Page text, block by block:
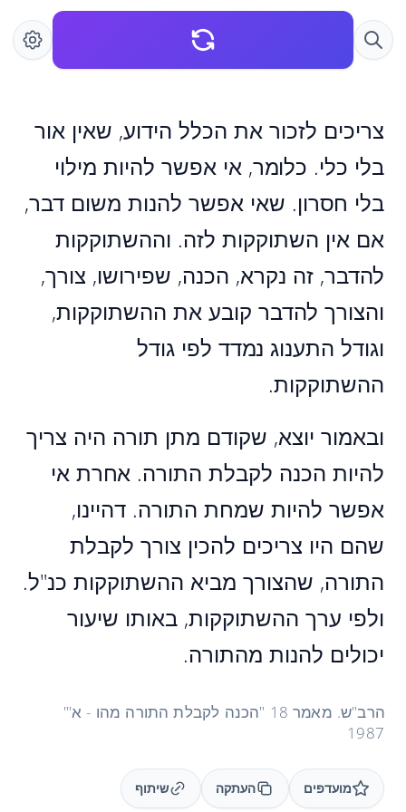
צריכים לזכור את הכלל הידוע, שאין אור
בלי כלי. כלומר, אי אפשר להיות מילוי
בלי חסרון. שאי אפשר להנות משום דבר,
אם אין השתוקקות לזה. וההשתוקקות
להדבר, זה נקרא, הכנה, שפירושו, צורך,
והצורך להדבר קובע את ההשתוקקות,
וגודל התענוג נמדד לפי גודל
ההשתוקקות.
ובאמור יוצא, שקודם מתן תורה היה צריך
להיות הכנה לקבלת התורה. אחרת אי
אפשר להיות שמחת התורה. דהיינו,
שהם היו צריכים להכין צורך לקבלת
התורה, שהצורך מביא ההשתוקקות כנ"ל.
ולפי ערך ההשתוקקות, באותו שיעור
יכולים להנות מהתורה.
הרב"ש. מאמר 18 "הכנה לקבלת התורה מהו - א'"
1987
מועדפים העתקה שיתוף